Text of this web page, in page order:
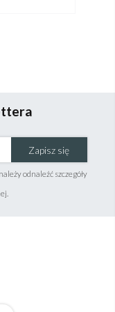
Zapisz się
odnaleźć szczegóły